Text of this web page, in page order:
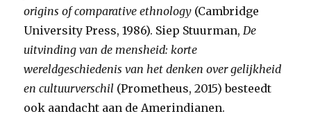
origins of comparative ethnology (Cambridge
University Press, 1986). Siep Stuurman,De
uitvinding van de mensheid: korte
wereldgeschiedenis van het denken over gelijkheid
en cultuurverschil (Prometheus, 2015) besteedt
ook aandacht aan de Amerindianen.